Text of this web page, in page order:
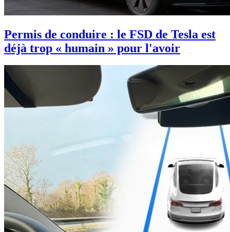
Permis de conduire : le FSD de Tesla est
déjà trop « humain » pour l'avoir